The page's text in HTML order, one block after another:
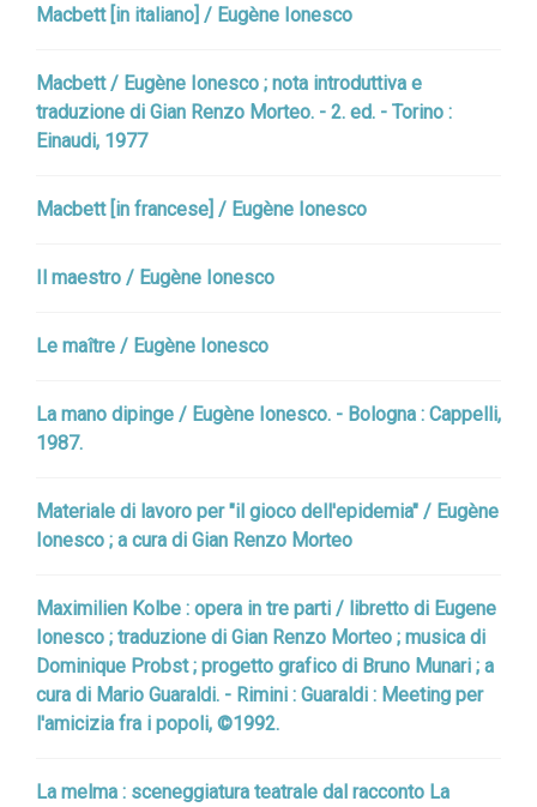
Macbett [in italiano] / Eugène Ionesco
Macbett / Eugène Ionesco ; nota introduttiva e
traduzione di Gian Renzo Morteo. - 2. ed. - Torino :
Einaudi, 1977
Macbett [in francese] / Eugène Ionesco
Il maestro / Eugène Ionesco
Le maître / Eugène Ionesco
La mano dipinge / Eugène Ionesco. - Bologna : Cappelli,
1987.
Materiale di lavoro per "il gioco dell'epidemia" / Eugène
Ionesco ; a cura di Gian Renzo Morteo
Maximilien Kolbe : opera in tre parti / libretto di Eugene
Ionesco ; traduzione di Gian Renzo Morteo ; musica di
Dominique Probst ; progetto grafico di Bruno Munari ; a
cura di Mario Guaraldi. - Rimini : Guaraldi : Meeting per
l'amicizia fra i popoli, ©1992.
La melma : sceneggiatura teatrale dal racconto La